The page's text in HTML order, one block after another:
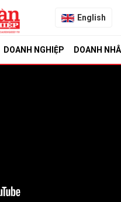
English
DOANH NGHIỆP DOANH